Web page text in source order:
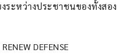
ระหว่างประชาชนของทั้งสอง
DEFENSE